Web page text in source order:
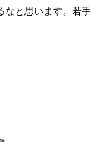
なと思います。若手